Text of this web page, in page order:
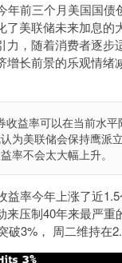
年前三个月美国国债
了美联储未来加息的
，随着消费者逐步
增长前景的乐观情绪
收益率可以在当前水
为美联储会保持鹰派
率不会太大幅上升。
益率今年上涨了近
来压制40年来最严重
3%， 周二维持在